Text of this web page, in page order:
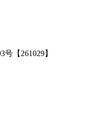
【261029】